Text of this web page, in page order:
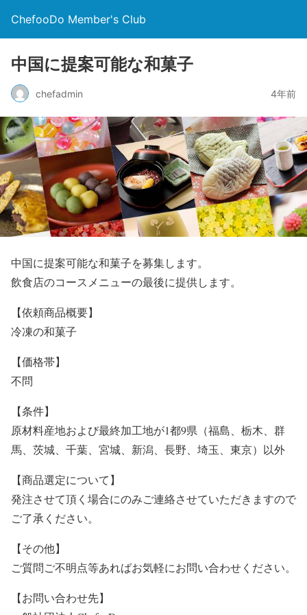
ChefooDo Member's Club
中国に提案可能な和菓子
chefadmin 4年前
中国に提案可能な和菓子を募集します。
飲食店のコースメニューの最後に提供します。
【依頼商品概要】
冷凍の和菓子
【価格帯】
不問
【条件】
原材料産地および最終加工地が1都9県（福島、栃木、群
馬、茨城、千葉、宮城、新潟、長野、埼玉、東京）以外
【商品選定について】
発注させて頂く場合にのみご連絡させていただきますので
ご了承ください。
【その他】
ご質問ご不明点等あればお気軽にお問い合わせください。
【お問い合わせ先】